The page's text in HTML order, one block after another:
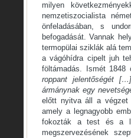
milyen
nemzetiszocialista
önfeladásában, s
befogadását. Vannak
termopülai sziklák alá
a vágóhídra cipelt juh
föltámadás. Ismét
roppant jelentőségét
ármánynak egy
előtt nyitva áll a végzet
amely a legnagyobb
fokozták a test és a
megszervezésének